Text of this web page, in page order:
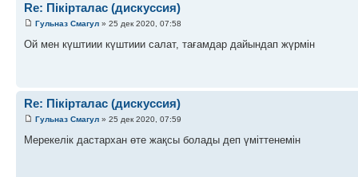
Re: Пікірталас (дискуссия)
Гульназ Смагул » 25 дек 2020, 07:58
Ой мен күштиии күштиии салат, тағамдар дайындап жүрмін
Re: Пікірталас (дискуссия)
Гульназ Смагул » 25 дек 2020, 07:59
Мерекелік дастархан өте жақсы болады деп үміттенемін